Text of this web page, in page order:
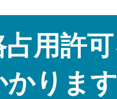
占用許
ります